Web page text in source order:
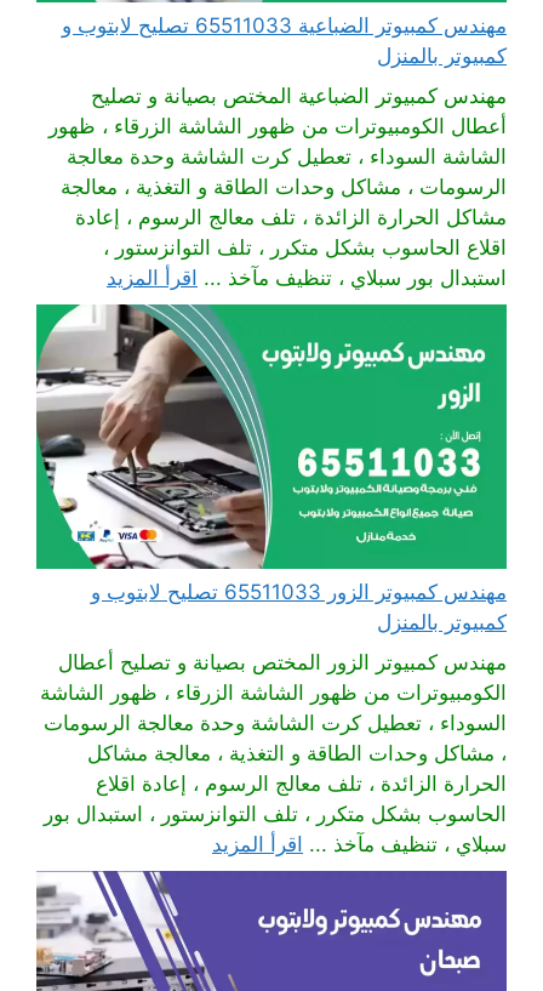
مهندس كمبيوتر الضباعية 65511033 تصليح لابتوب و
كمبيوتر بالمنزل
مهندس كمبيوتر الضباعية المختص بصيانة و تصليح
أعطال الكومبيوترات من ظهور الشاشة الزرقاء ، ظهور
الشاشة السوداء ، تعطيل كرت الشاشة وحدة معالجة
الرسومات ، مشاكل وحدات الطاقة و التغذية ، معالجة
مشاكل الحرارة الزائدة ، تلف معالج الرسوم ، إعادة
اقلاع الحاسوب بشكل متكرر ، تلف التوانزستور ،
استبدال بور سبلاي ، تنظيف مآخذ ... اقرأ المزيد
مهندس كمبيوتر الزور 65511033 تصليح لابتوب و
كمبيوتر بالمنزل
مهندس كمبيوتر الزور المختص بصيانة و تصليح أعطال
الكومبيوترات من ظهور الشاشة الزرقاء ، ظهور الشاشة
السوداء ، تعطيل كرت الشاشة وحدة معالجة الرسومات
، مشاكل وحدات الطاقة و التغذية ، معالجة مشاكل
الحرارة الزائدة ، تلف معالج الرسوم ، إعادة اقلاع
الحاسوب بشكل متكرر ، تلف التوانزستور ، استبدال بور
سبلاي ، تنظيف مآخذ ... اقرأ المزيد